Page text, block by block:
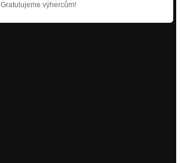
Gratulujeme výhercům!